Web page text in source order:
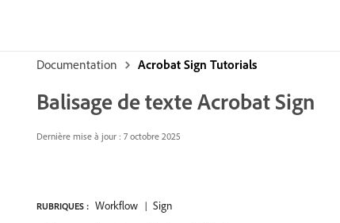
Documentation Acrobat Sign Tutorials
Balisage de texte Acrobat Sign
Dernière mise à jour : 7 octobre 2025
RUBRIQUES : Workflow Sign